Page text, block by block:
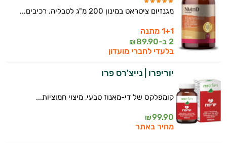
מגנזיום ציטראט במינון 200 מ"ג לטבליה. רכיבים...
1+1 מתנה
2 ב-
89.90
₪
בלעדי לחברי מועדון
יוריפרו | נייצ'רס פרו
קומפלקס של די-מאנוז טבעי, מיצוי חמוציות...
99.90
₪
מחיר באתר